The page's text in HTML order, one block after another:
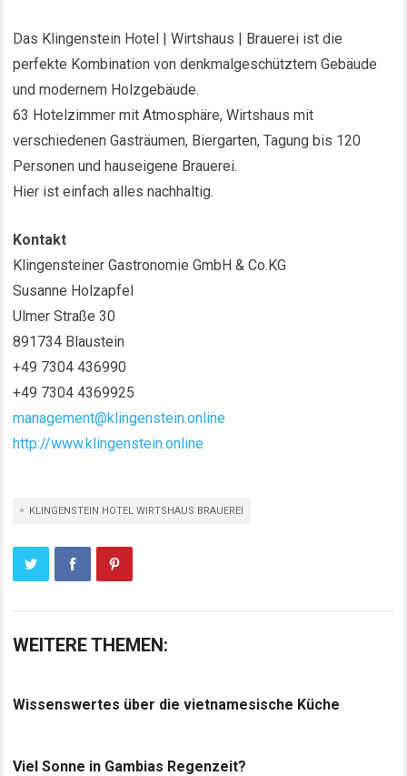
Das Klingenstein Hotel | Wirtshaus | Brauerei ist die
perfekte Kombination von denkmalgeschütztem Gebäude
und modernem Holzgebäude.
63 Hotelzimmer mit Atmosphäre, Wirtshaus mit
verschiedenen Gasträumen, Biergarten, Tagung bis 120
Personen und hauseigene Brauerei.
Hier ist einfach alles nachhaltig.
Kontakt
Klingensteiner Gastronomie GmbH & Co.KG
Susanne Holzapfel
Ulmer Straße 30
891734 Blaustein
+49 7304 436990
+49 7304 4369925
management@klingenstein.online
http://www.klingenstein.online
KLINGENSTEIN HOTEL WIRTSHAUS BRAUEREI
WEITERE THEMEN:
Wissenswertes über die vietnamesische Küche
Viel Sonne in Gambias Regenzeit?